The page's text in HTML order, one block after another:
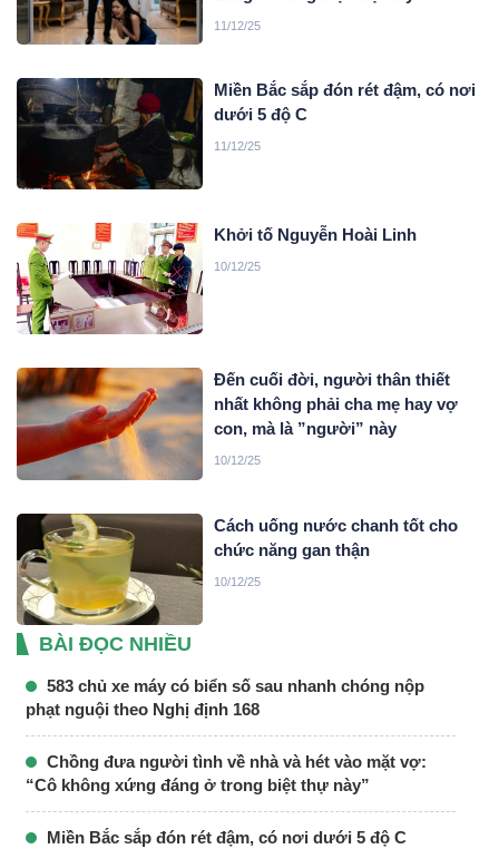
11/12/25
Miền Bắc sắp đón rét đậm, có nơi
dưới 5 độ C
11/12/25
Khởi tố Nguyễn Hoài Linh
10/12/25
Đến cuối đời, người thân thiết
nhất không phải cha mẹ hay vợ
con, mà là ”người” này
10/12/25
Cách uống nước chanh tốt cho
chức năng gan thận
10/12/25
BÀI ĐỌC NHIỀU
583 chủ xe máy có biển số sau nhanh chóng nộp
phạt nguội theo Nghị định 168
Chồng đưa người tình về nhà và hét vào mặt vợ:
“Cô không xứng đáng ở trong biệt thự này”
Miền Bắc sắp đón rét đậm, có nơi dưới 5 độ C